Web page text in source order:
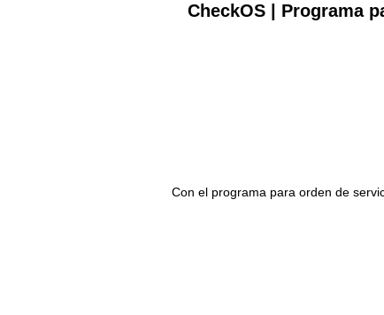
CheckOS | Programa
Con el programa para orden de